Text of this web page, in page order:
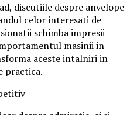
discutiile despre anvelope
celor interesati de
schimba impresii
masinii in
aceste intalniri in
practica.